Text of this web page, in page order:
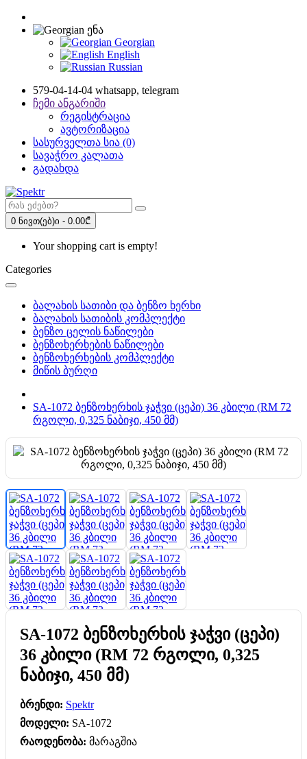
ენა
Georgian
English
Russian
579-04-14-04 whatsapp, telegram
ჩემი ანგარიში
რეგისტრაცია
ავტორიზაცია
სასურველთა სია (0)
სავაჭრო კალათა
გადახდა
0 ნივთ(ებ)ი - 0.00₾
Your shopping cart is empty!
Categories
ბალახის სათიბი და ბენზო ხერხი
ბალახის სათიბის კომპლექტი
ბენზო ცელის ნაწილები
ბენზოხერხების ნაწილები
ბენზოხერხების კომპლექტი
მიწის ბურღი
SA-1072 ბენზოხერხის ჯაჭვი (ცეპი) 36 კბილი (RM 72
რგოლი, 0,325 ნაბიჯი, 450 მმ)
SA-1072 ბენზოხერხის ჯაჭვი (ცეპი)
36 კბილი (RM 72 რგოლი, 0,325
ნაბიჯი, 450 მმ)
ბრენდი: Spektr
მოდელი: SA-1072
რაოდენობა: მარაგშია